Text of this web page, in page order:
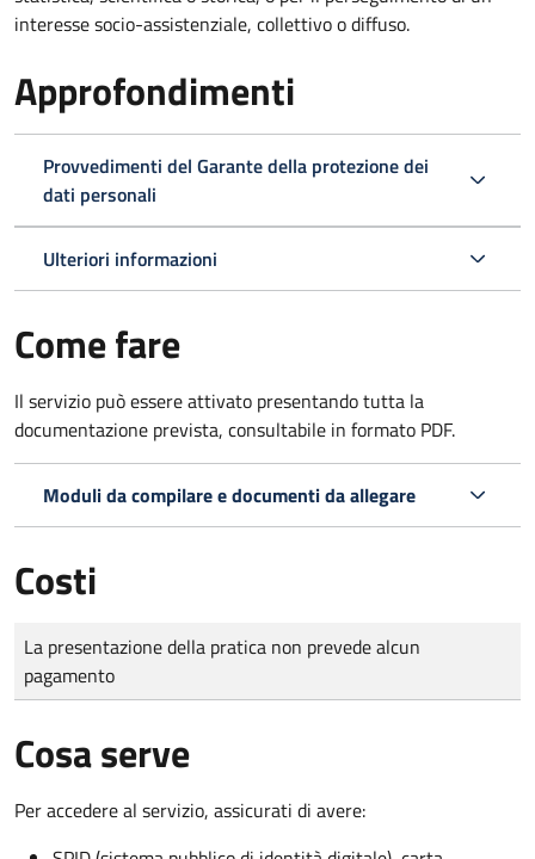
interesse socio-assistenziale, collettivo o diffuso.
Approfondimenti
Provvedimenti del Garante della protezione dei
dati personali
Ulteriori informazioni
Come fare
Il servizio può essere attivato presentando tutta la
documentazione prevista, consultabile in formato PDF.
Moduli da compilare e documenti da allegare
Costi
Tipo di pagamento
Importo
La presentazione della pratica non prevede alcun
pagamento
Cosa serve
Per accedere al servizio, assicurati di avere: